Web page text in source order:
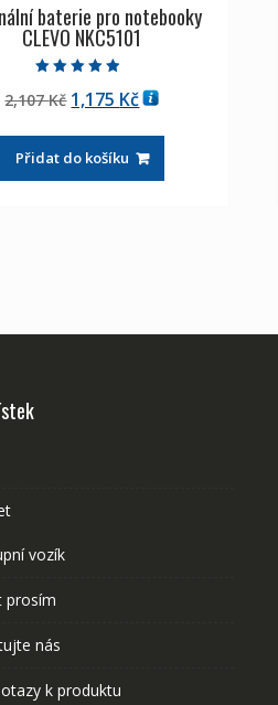
baterie pro notebooky
CLEVO NKC5101
4.50
z 5
2,107Kč Původní
byla:
2,107 Kč
1,175 KčAktuální
je:
1,175 Kč
Přidat do košíku
vozík
prosím
nás
k produktu